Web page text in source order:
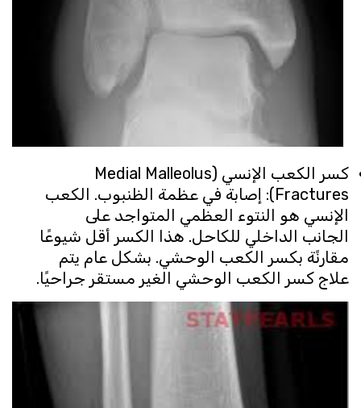
كسر الكعب الإنسي (Medial Malleolus
Fractures): إصابة في عظمة الظنبوب. الكعب
الإنسي هو النتوء العظمي المتواجد على
الجانب الداخلي للكاحل. هذا الكسر أقل شيوعًا
مقارنًة بكسر الكعب الوحشي. بشكل عام يتم
علاج كسر الكعب الوحشي الغير مستقر جراحيًا.